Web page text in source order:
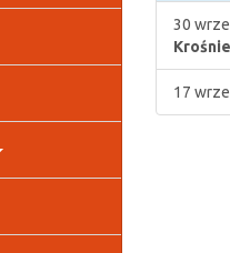
30
17